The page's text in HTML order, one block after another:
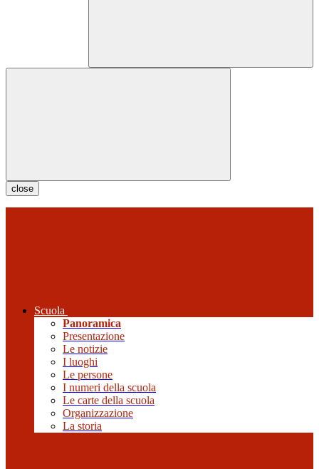
close
Scuola
Panoramica
Presentazione
Le notizie
I luoghi
Le persone
I numeri della scuola
Le carte della scuola
Organizzazione
La storia